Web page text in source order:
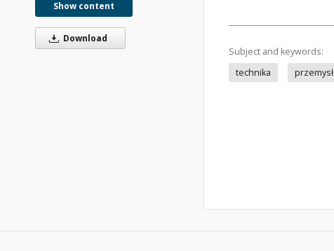
Show content
Download
Subject and keywords:
technika
przemysł